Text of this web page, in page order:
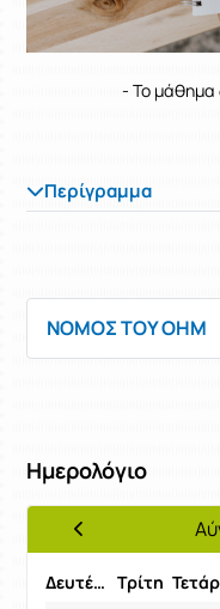
- Το μάθημα
Περίγραμμα
ΝΟΜΟΣ ΤΟΥ OHM
Ημερολόγιο
Προηγούμενος
Δευτέρα Τρίτη